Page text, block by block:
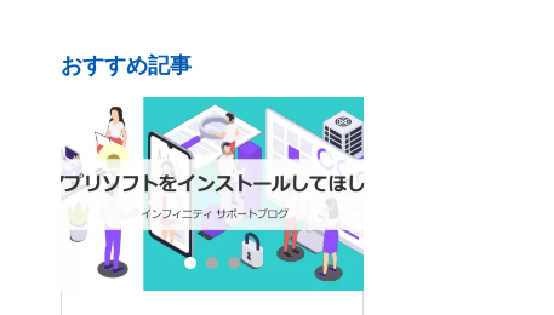
おすすめ記事